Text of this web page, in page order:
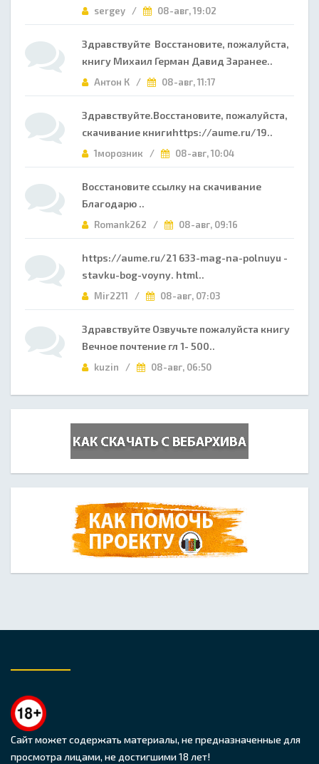
sergey / 08-авг, 19:02
Здравствуйте Восстановите, пожалуйста,
книгу Михаил Герман Давид Заранее..
Антон К / 08-авг, 11:17
Здравствуйте.Восстановите, пожалуйста,
скачивание книгиhttps://aume.ru/19..
1морозник / 08-авг, 10:04
Восстановите ссылку на скачивание
Благодарю ..
Romank262 / 08-авг, 09:16
https://aume.ru/21 633-mag-na-polnuyu -
stavku-bog-voyny. html..
Mir2211 / 08-авг, 07:03
Здравствуйте Озвучьте пожалуйста книгу
Вечное почтение гл 1- 500..
kuzin / 08-авг, 06:50
Сайт может содержать материалы, не предназначенные для
просмотра лицами, не достигшими 18 лет!